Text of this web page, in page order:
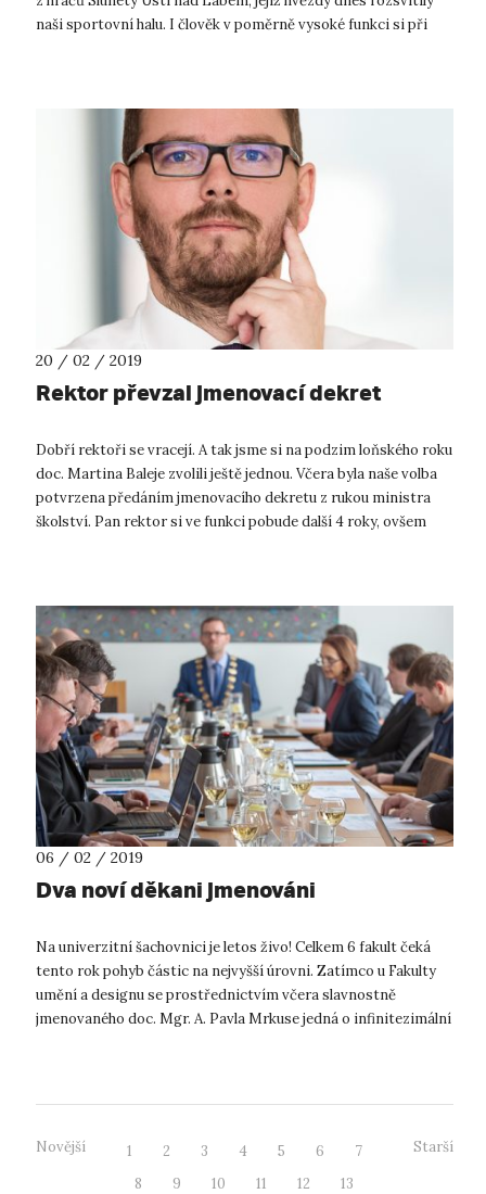
naši sportovní halu. I člověk v poměrně vysoké funkci si při
20 / 02 / 2019
Rektor převzal jmenovací dekret
Dobří rektoři se vracejí. A tak jsme si na podzim loňského roku
doc. Martina Baleje zvolili ještě jednou. Včera byla naše volba
potvrzena předáním jmenovacího dekretu z rukou ministra
školství. Pan rektor si ve funkci pobude další 4 roky, ovšem
06 / 02 / 2019
Dva noví děkani jmenováni
Na univerzitní šachovnici je letos živo! Celkem 6 fakult čeká
tento rok pohyb částic na nejvyšší úrovni. Zatímco u Fakulty
umění a designu se prostřednictvím včera slavnostně
jmenovaného doc. Mgr. A. Pavla Mrkuse jedná o infinitezimální
Novější 1 2 3 4 5 6
7
8
9 10 11 12
13
Starší